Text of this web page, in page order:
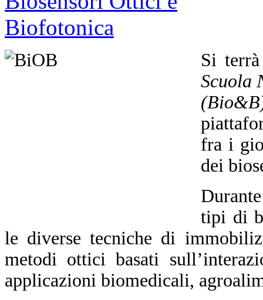
Si
Scuola
fra i
dei
tipi di
le diverse tecniche di
metodi ottici basati
applicazioni biomedicali,